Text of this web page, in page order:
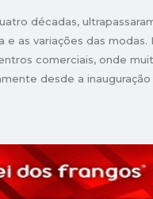
décadas,
e as variações das modas.
comerciais, onde
desde a inauguração